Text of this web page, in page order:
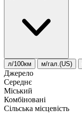
л/100км м/гал.(US)
Джерело
Середнє
Міський
Комбіновані
Сільська місцевість